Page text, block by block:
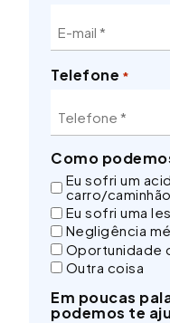
Telefone *
Como
Eu sofri um
carro/
Eu sofri uma
Negligência
Oportunidade
Outra coisa
Em poucas
podemos te